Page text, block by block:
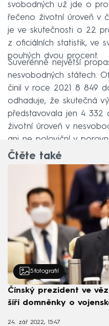
svobodných už jde o
řečeno životní úroveň v
je ve skutečnosti o 22
z oficiálních statistik, ve
pouhých dvou procent.
Suverénně největší
nesvobodných státech.
činil v roce 2021 8 849
odhaduje, že skutečná
představovala jen 4 332
životní úroveň v
ani ne poloviční v
Čtěte také
5 fotografií
Čínský prezident ve
šíří domněnky o
24. zář 2022, 15:47